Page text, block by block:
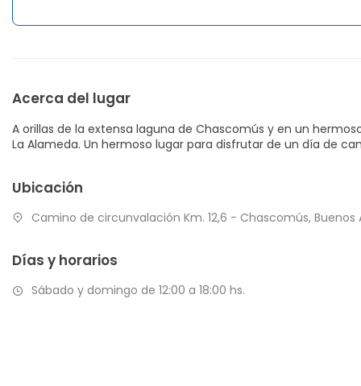
Acerca del lugar
A orillas de la extensa laguna de Chascomús y en un
La Alameda. Un hermoso lugar para disfrutar de un día de
Ubicación
Camino de circunvalación Km. 12,6 - Chascomús, Buenos
Días y horarios
Sábado y domingo de 12:00 a 18:00 hs.